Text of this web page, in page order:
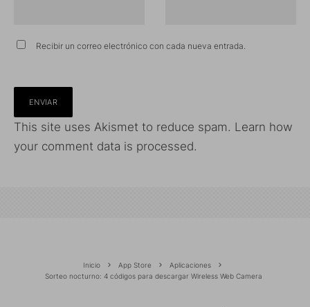
Recibir un correo electrónico con cada nueva entrada.
This site uses Akismet to reduce spam. Learn how
your comment data is processed.
Inicio App Store
Aplicaciones
Sorteo nocturno: 4 códigos para descargar Wireless Web Camera